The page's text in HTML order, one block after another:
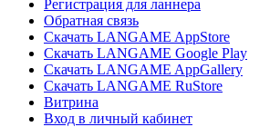
Регистрация для ланнера
Обратная связь
Скачать LANGAME AppStore
Скачать LANGAME Google Play
Скачать LANGAME AppGallery
Скачать LANGAME RuStore
Витрина
Вход в личный кабинет